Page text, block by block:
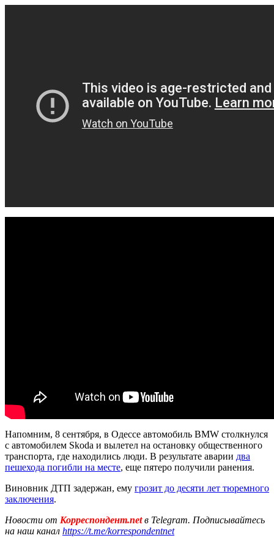
Напомним, 8 сентября, в Одессе автомобиль BMW столкнулся
с автомобилем Skoda и вылетел на остановку общественного
транспорта, где находились люди. В результате аварии два
пешехода погибли на месте, еще пятеро получили ранения.
Виновник ДТП задержан, ему грозит до десяти лет тюремного
заключения.
Новости от Корреспондент.netв Telegram. Подписывайтесь
на наш канал https://t.me/korrespondentnet